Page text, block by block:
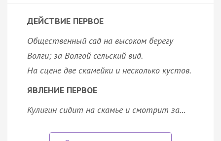
ДЕЙСТВИЕ ПЕРВОЕ
Общественный сад на высоком берегу
Волги; за Волгой сельский вид.
На сцене две скамейки и несколько кустов.
ЯВЛЕНИЕ ПЕРВОЕ
Кулигин сидит на скамье и смотрит за…